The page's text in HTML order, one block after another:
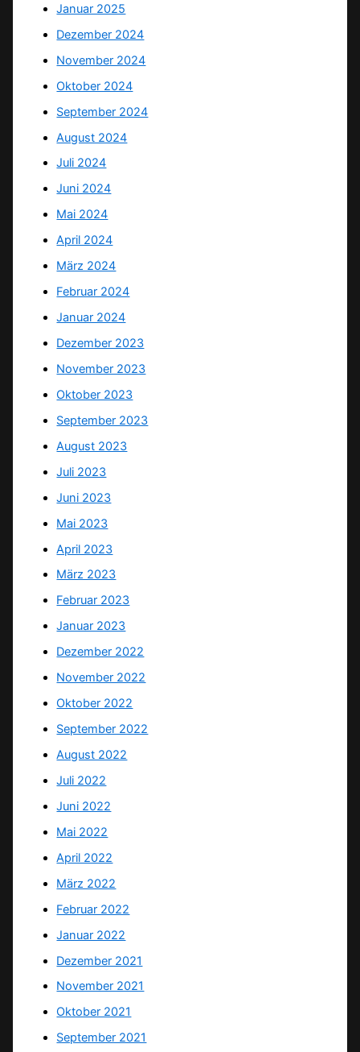
Januar 2025
Dezember 2024
November 2024
Oktober 2024
September 2024
August 2024
Juli 2024
Juni 2024
Mai 2024
April 2024
März 2024
Februar 2024
Januar 2024
Dezember 2023
November 2023
Oktober 2023
September 2023
August 2023
Juli 2023
Juni 2023
Mai 2023
April 2023
März 2023
Februar 2023
Januar 2023
Dezember 2022
November 2022
Oktober 2022
September 2022
August 2022
Juli 2022
Juni 2022
Mai 2022
April 2022
März 2022
Februar 2022
Januar 2022
Dezember 2021
November 2021
Oktober 2021
September 2021